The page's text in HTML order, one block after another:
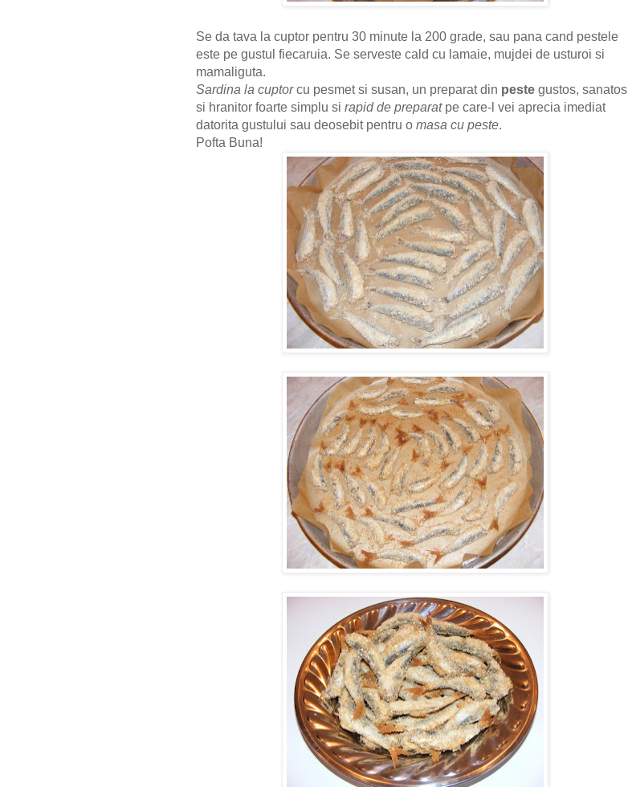
Se da tava la cuptor pentru 30 minute la 200 grade, sau pana cand pestele
este pe gustul fiecaruia. Se serveste cald cu lamaie, mujdei de usturoi si
mamaliguta.
Sardina la cuptorcu pesmet si susan, un preparat din peste gustos, sanatos
si hranitor foarte simplu si rapid de preparatpe care-l vei aprecia imediat
datorita gustului sau deosebit pentru o masa cu peste.
Pofta Buna!